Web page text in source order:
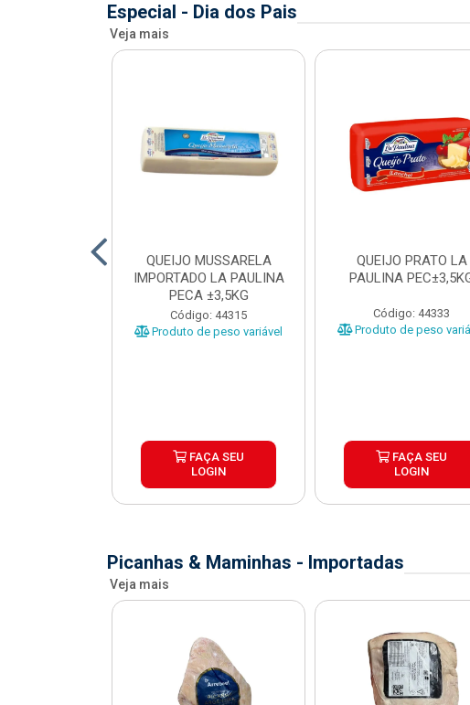
Especial - Dia dos Pais
Veja mais
QUEIJO MUSSARELA
IMPORTADO LA PAULINA
PECA ±3,5KG
Código: 44315
Produto de peso variável
FAÇA SEU
LOGIN
QUEIJO PRATO LA
PAULINA
Código: 44333
Produto de peso
FAÇA SEU
LOGIN
Picanhas & Maminhas - Importadas
Veja mais